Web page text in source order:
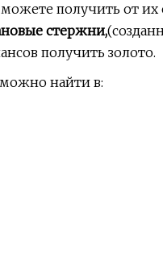
получить от
стержни,
получить золото.
найти в: